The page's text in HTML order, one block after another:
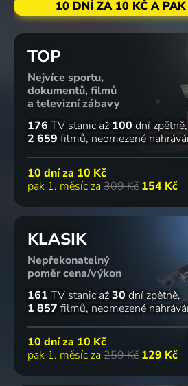
10 DNÍ ZA 10 KČ A
TOP
Nejvíce sportu,
dokumentů, filmů
a televizní zábavy
176 TV stanic až 100 dní zpětně
2 659 filmů neomezené
10 dní za 10 Kč
pak 1. měsíc za 309 Kč 154 Kč
KLASIK
Nepřekonatelný
poměr cena/výkon
161 TV stanic až30 dní zpětně
1 857 filmů neomezené
10 dní za 10 Kč
pak 1. měsíc za 259 Kč 129 Kč